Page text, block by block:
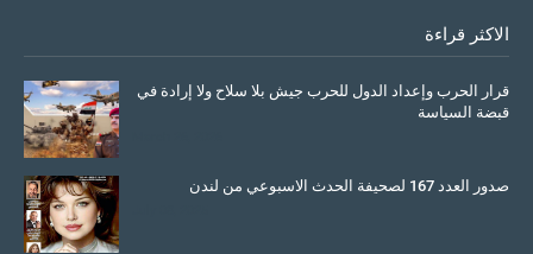
الاكثر قراءة
قرار الحرب وإعداد الدول للحرب جيش بلا سلاح ولا إرادة في
قبضة السياسة
صدور العدد 167 لصحيفة الحدث الاسبوعي من لندن